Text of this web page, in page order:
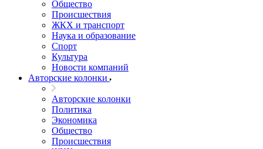
Общество
Происшествия
ЖКХ и транспорт
Наука и образование
Спорт
Культура
Новости компаний
Авторские колонки
Авторские колонки
Политика
Экономика
Общество
Происшествия